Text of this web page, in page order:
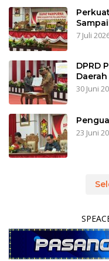
7 Juli
DPRD
Daerah
30 Juni
23 Juni